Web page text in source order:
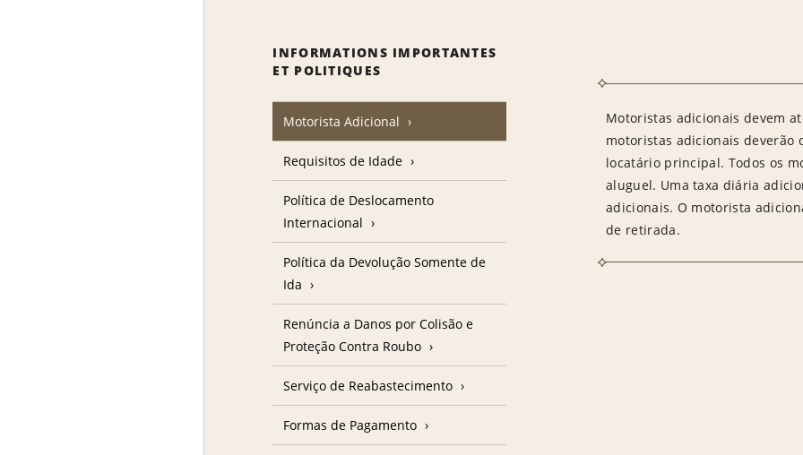
INFORMATIONS IMPORTANTES
ET POLITIQUES
Motorista Adicional
Motoristas adicionais devem
motoristas adicionais deverão
locatário principal. Todos os
aluguel. Uma taxa diária
adicionais. O motorista
de retirada.
Requisitos de Idade
Política de Deslocamento
Internacional
Política da Devolução Somente de
Ida
Renúncia a Danos por Colisão e
Proteção Contra Roubo
Serviço de Reabastecimento
Formas de Pagamento